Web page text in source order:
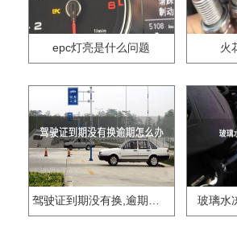
epc灯亮是什么问题 火
驾驶证到期没有换,逾期怎么办?? 玻璃水